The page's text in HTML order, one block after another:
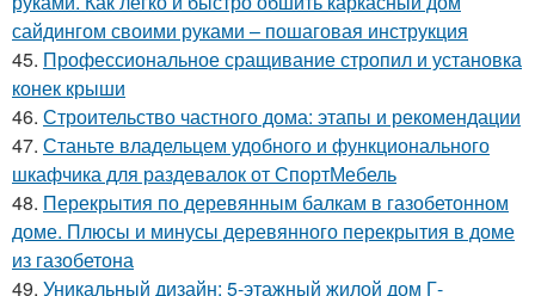
сайдингом своими руками – пошаговая инструкция
45. Профессиональное сращивание стропил и установка
конек крыши
46. Строительство частного дома: этапы и рекомендации
47. Станьте владельцем удобного и функционального
шкафчика для раздевалок от СпортМебель
48. Перекрытия по деревянным балкам в газобетонном
доме. Плюсы и минусы деревянного перекрытия в доме
из газобетона
49. Уникальный дизайн: 5-этажный жилой дом Г-